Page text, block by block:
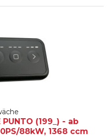
(199_) - ab
88kW, 1368 ccm